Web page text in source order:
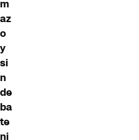
m
az
o
y
si
n
de
ba
te
ni